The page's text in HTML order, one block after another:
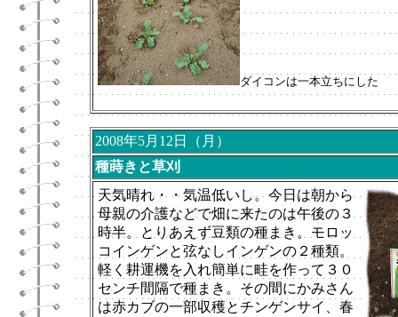
ダイコンは一本立ちにした
2008年5月12日（月）
種蒔きと草刈
天気晴れ・・気温低いし。今日は朝から
母親の介護などで畑に来たのは午後の３
時半。とりあえず豆類の種まき。モロッ
コインゲンと弦なしインゲンの２種類。
軽く耕運機を入れ簡単に畦を作って３０
センチ間隔で種まき。その間にかみさん
は赤カブの一部収穫とチンゲンサイ、春